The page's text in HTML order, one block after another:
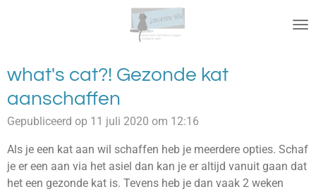
hoofdinhoud
what's cat?! Gezonde kat
aanschaffen
Gepubliceerd op 11 juli 2020 om 12:16
Als je een kat aan wil schaffen heb je meerdere opties. Schaf
je er een aan via het asiel dan kan je er altijd vanuit gaan dat
het een gezonde kat is. Tevens heb je dan vaak 2 weken